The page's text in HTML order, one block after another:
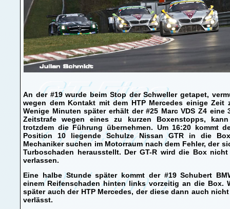
An der #19 wurde beim Stop der Schweller getapet,
wegen dem Kontakt mit dem HTP Mercedes einige Zeit
Wenige Minuten später erhält der #25 Marc VDS Z4 eine
Zeitstrafe wegen eines zu kurzen Boxenstopps,
trotzdem die Führung übernehmen. Um 16:20 kommt
Position 10 liegende Schulze Nissan GTR in die
Mechaniker suchen im Motorraum nach dem Fehler, der
Turboschaden herausstellt. Der GT-R wird die Box nicht
verlassen.
Eine halbe Stunde später kommt der #19 Schubert
einem Reifenschaden hinten links vorzeitig an die Box.
später auch der HTP Mercedes, der diese dann auch
verlässt.